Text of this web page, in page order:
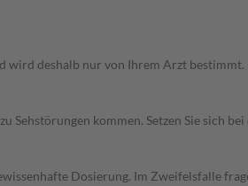
wird deshalb nur von Ihrem Arzt bestimmt.
kommen. Setzen Sie sich
Dosierung. Im Zweifelsfalle